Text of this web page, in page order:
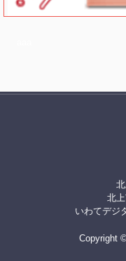
北
いわてデジ
Copyright